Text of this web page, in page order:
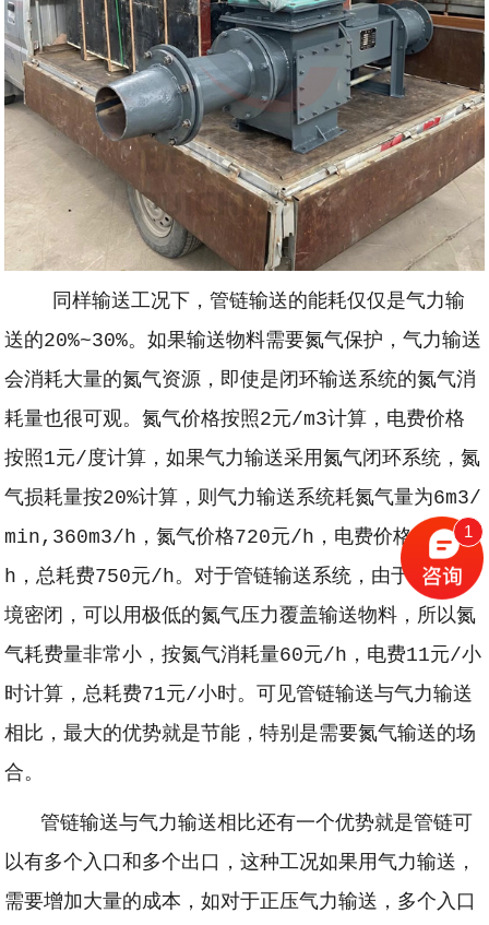
同样输送工况下，管链输送的能耗仅仅是气力输
送的20%~30%。如果输送物料需要氮气保护，气力输送
会消耗大量的氮气资源，即使是闭环输送系统的氮气消
耗量也很可观。氮气价格按照2元/m3计算，电费价格
按照1元/度计算，如果气力输送采用氮气闭环系统，氮
气损耗量按20%计算，则气力输送系统耗氮气量为6m3/
min,360m3/h，氮气价格720元/h，电费价格30元/
h，总耗费750元/h。对于管链输送系统，由于输送环
境密闭，可以用极低的氮气压力覆盖输送物料，所以氮
气耗费量非常小，按氮气消耗量60元/h，电费11元/小
时计算，总耗费71元/小时。可见管链输送与气力输送
相比，最大的优势就是节能，特别是需要氮气输送的场
合。
管链输送与气力输送相比还有一个优势就是管链可
以有多个入口和多个出口，这种工况如果用气力输送，
需要增加大量的成本，如对于正压气力输送，多个入口
1